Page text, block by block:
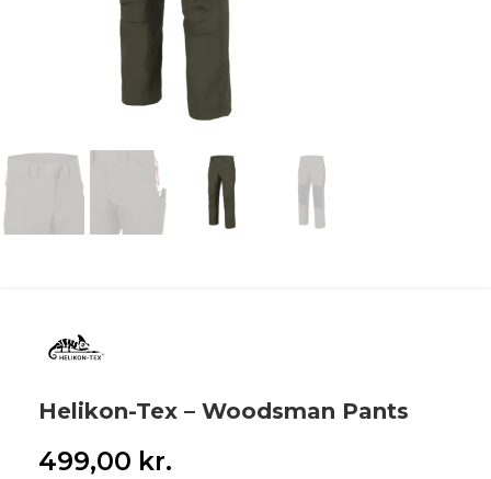
Helikon-Tex – Woodsman Pants
499,00 kr.